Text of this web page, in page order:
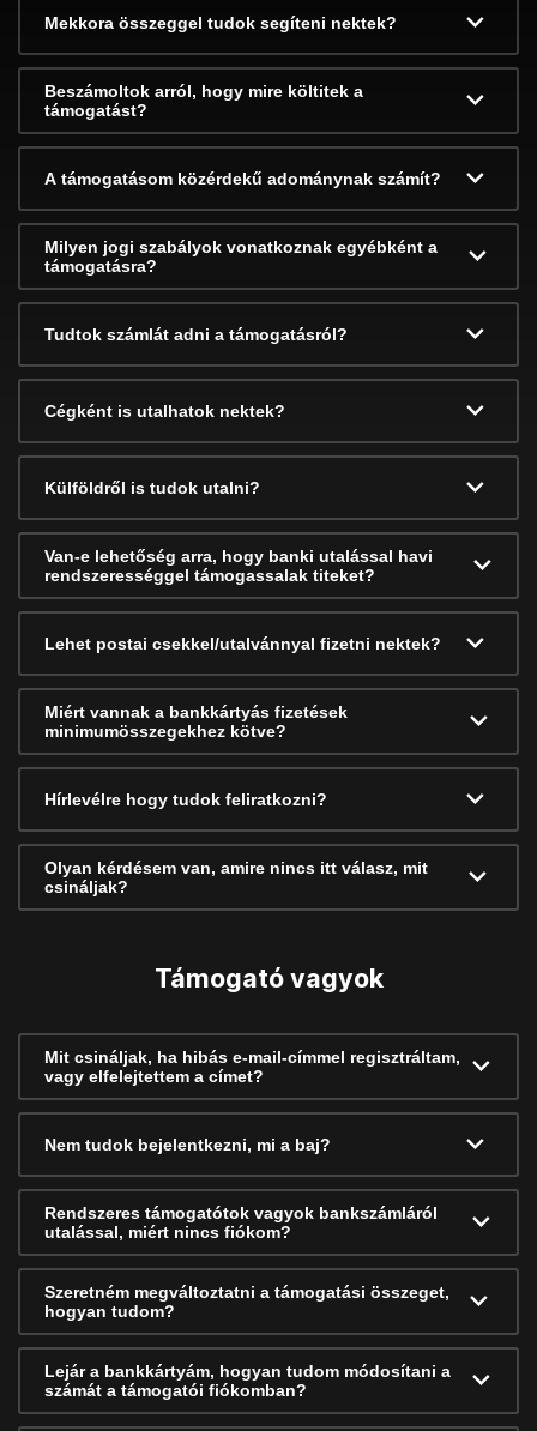
Mekkora összeggel tudok segíteni nektek?
Beszámoltok arról, hogy mire költitek a
támogatást?
A támogatásom közérdekű adománynak számít?
Milyen jogi szabályok vonatkoznak egyébként a
támogatásra?
Tudtok számlát adni a támogatásról?
Cégként is utalhatok nektek?
Külföldről is tudok utalni?
Van-e lehetőség arra, hogy banki utalással havi
rendszerességgel támogassalak titeket?
Lehet postai csekkel/utalvánnyal fizetni nektek?
Miért vannak a bankkártyás fizetések
minimumösszegekhez kötve?
Hírlevélre hogy tudok feliratkozni?
Olyan kérdésem van, amire nincs itt válasz, mit
csináljak?
Támogató vagyok
Mit csináljak, ha hibás e-mail-címmel regisztráltam,
vagy elfelejtettem a címet?
Nem tudok bejelentkezni, mi a baj?
Rendszeres támogatótok vagyok bankszámláról
utalással, miért nincs fiókom?
Szeretném megváltoztatni a támogatási összeget,
hogyan tudom?
Lejár a bankkártyám, hogyan tudom módosítani a
számát a támogatói fiókomban?